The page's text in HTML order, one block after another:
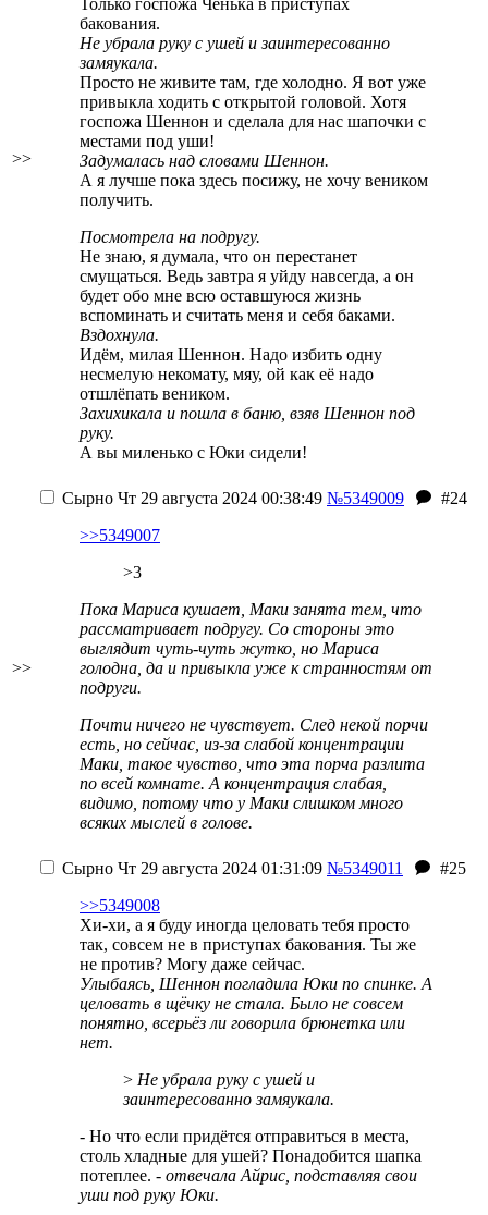
>>
Только госпожа Ченька в приступах
бакования.
Не убрала руку с ушей и заинтересованно
замяукала.
Просто не живите там, где холодно. Я вот уже
привыкла ходить с открытой головой. Хотя
госпожа Шеннон и сделала для нас шапочки с
местами под уши!
Задумалась над словами Шеннон.
А я лучше пока здесь посижу, не хочу веником
получить.
Посмотрела на подругу.
Не знаю, я думала, что он перестанет
смущаться. Ведь завтра я уйду навсегда, а он
будет обо мне всю оставшуюся жизнь
вспоминать и считать меня и себя баками.
Вздохнула.
Идём, милая Шеннон. Надо избить одну
несмелую некомату, мяу, ой как её надо
отшлёпать веником.
Захихикала и пошла в баню, взяв Шеннон под
руку.
А вы миленько с Юки сидели!
>>
Сырно Чт 29 августа 2024 00:38:49 №5349009
#24
>>5349007
>3
Пока Мариса кушает, Маки занята тем, что
рассматривает подругу. Со стороны это
выглядит чуть-чуть жутко, но Мариса
голодна, да и привыкла уже к странностям от
подруги.
Почти ничего не чувствует. След некой порчи
есть, но сейчас, из-за слабой концентрации
Маки, такое чувство, что эта порча разлита
по всей комнате. А концентрация слабая,
видимо, потому что у Маки слишком много
всяких мыслей в голове.
Сырно Чт 29 августа 2024 01:31:09 №5349011
#25
>>5349008
Хи-хи, а я буду иногда целовать тебя просто
так, совсем не в приступах бакования. Ты же
не против? Могу даже сейчас.
Улыбаясь, Шеннон погладила Юки по спинке. А
целовать в щёчку не стала. Было не совсем
понятно, всерьёз ли говорила брюнетка или
нет.
> Не убрала руку с ушей и
заинтересованно замяукала.
- Но что если придётся отправиться в места,
столь хладные для ушей? Понадобится шапка
потеплее. - отвечала Айрис, подставляя свои
уши под руку Юки.